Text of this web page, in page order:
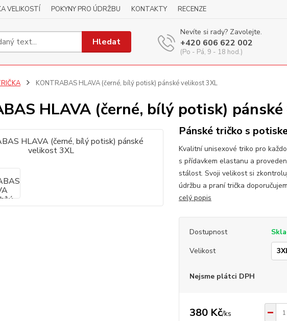
VELIKOSTÍ POKYNY PRO ÚDRŽBU KONTAKTY RECENZE
Hledat
Nevíte si rady? Zavolejte.
+420 606 622 002
(Po - Pá, 9 - 18 hod.)
KONTRABAS HLAVA (černé, bílý potisk) pánské velikost 3XL
HLAVA (černé, bílý potisk)
Pánské tričko s
Kvalitní unisexové triko pro
s přídavkem elastanu a
stálost. Svoji velikost si
údržbu a praní trička
celý popis
Dostupnost
Velikost
Nejsme plátci DPH
380 Kč/ks